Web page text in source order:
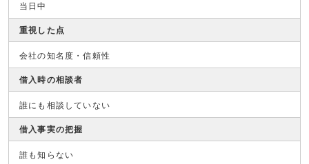
当日中
重視した点
会社の知名度・信頼性
借入時の相談者
誰にも相談していない
借入事実の把握
誰も知らない